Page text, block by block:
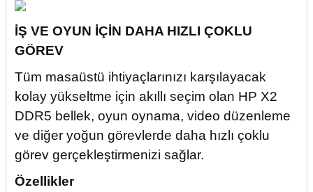
İŞ VE OYUN İÇİN DAHA HIZLI ÇOKLU
GÖREV
Tüm masaüstü ihtiyaçlarınızı karşılayacak
kolay yükseltme için akıllı seçim olan HP X2
DDR5 bellek, oyun oynama, video düzenleme
ve diğer yoğun görevlerde daha hızlı çoklu
görev gerçekleştirmenizi sağlar.
Özellikler